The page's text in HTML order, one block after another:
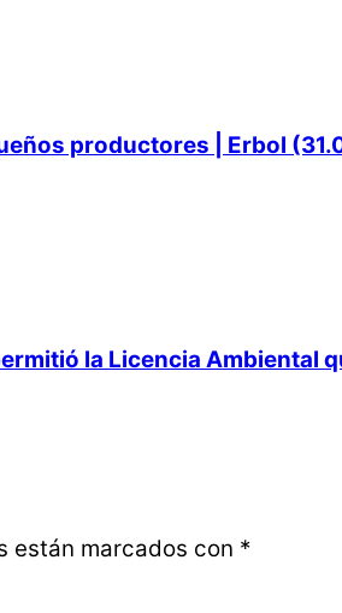
productores | Erbol
la Licencia Ambiental
están marcados con *